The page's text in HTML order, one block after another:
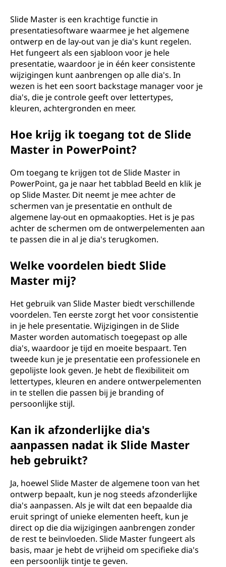
Slide Master is een krachtige functie in
presentatiesoftware waarmee je het algemene
ontwerp en de lay-out van je dia's kunt regelen.
Het fungeert als een sjabloon voor je hele
presentatie, waardoor je in één keer consistente
wijzigingen kunt aanbrengen op alle dia's. In
wezen is het een soort backstage manager voor je
dia's, die je controle geeft over lettertypes,
kleuren, achtergronden en meer.
Hoe krijg ik toegang tot de Slide
Master in PowerPoint?
Om toegang te krijgen tot de Slide Master in
PowerPoint, ga je naar het tabblad Beeld en klik je
op Slide Master. Dit neemt je mee achter de
schermen van je presentatie en onthult de
algemene lay-out en opmaakopties. Het is je pas
achter de schermen om de ontwerpelementen aan
te passen die in al je dia's terugkomen.
Welke voordelen biedt Slide
Master mij?
Het gebruik van Slide Master biedt verschillende
voordelen. Ten eerste zorgt het voor consistentie
in je hele presentatie. Wijzigingen in de Slide
Master worden automatisch toegepast op alle
dia's, waardoor je tijd en moeite bespaart. Ten
tweede kun je je presentatie een professionele en
gepolijste look geven. Je hebt de flexibiliteit om
lettertypes, kleuren en andere ontwerpelementen
in te stellen die passen bij je branding of
persoonlijke stijl.
Kan ik afzonderlijke dia's
aanpassen nadat ik Slide Master
heb gebruikt?
Ja, hoewel Slide Master de algemene toon van het
ontwerp bepaalt, kun je nog steeds afzonderlijke
dia's aanpassen. Als je wilt dat een bepaalde dia
eruit springt of unieke elementen heeft, kun je
direct op die dia wijzigingen aanbrengen zonder
de rest te beïnvloeden. Slide Master fungeert als
basis, maar je hebt de vrijheid om specifieke dia's
een persoonlijk tintje te geven.